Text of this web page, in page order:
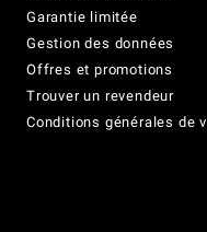
Garantie limitée
Gestion des données
Offres et promotions
Trouver un revendeur
Conditions générales de